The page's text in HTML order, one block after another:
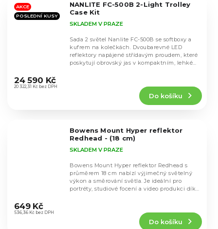
hvězdiček.
AKCE
POSLEDNÍ KUSY
NANLITE FC-500B 2-Light Trolley
Case Kit
hodnocení
produktu
SKLADEM V PRAZE
20 322,31 Kč bez DPH
24 590 Kč
Do košíku
Sada 2 světel Nanlite FC-500B se softboxy a
kufrem na kolečkách. Dvoubarevné LED
reflektory napájené střídavým proudem, které
poskytují obrovský jas v kompaktním, lehkém
Bowens Mount Hyper reflektor
Redhead - (18 cm)
hodnocení
produktu
SKLADEM V PRAZE
536,36 Kč bez DPH
649 Kč
Do košíku
Bowens Mount Hyper reflektor Redhead s
průměrem 18 cm nabízí výjimečný světelný
výkon a směrování světla. Je ideální pro
portréty, studiové focení a video produkci díky